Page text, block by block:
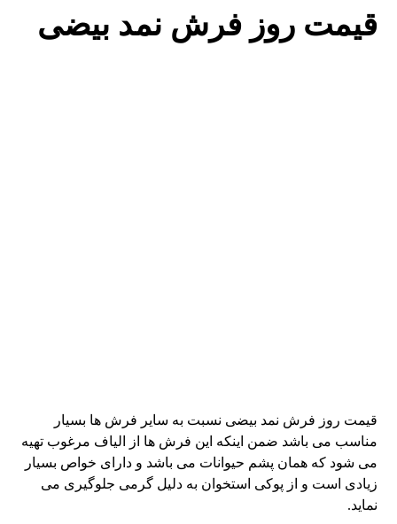
قیمت روز فرش نمد بیضی
قیمت روز فرش نمد بیضی نسبت به سایر فرش ها بسیار
مناسب می باشد ضمن اینکه این فرش ها از الیاف مرغوب تهیه
می شود که همان پشم حیوانات می باشد و دارای خواص بسیار
زیادی است و از پوکی استخوان به دلیل گرمی جلوگیری می
نماید.